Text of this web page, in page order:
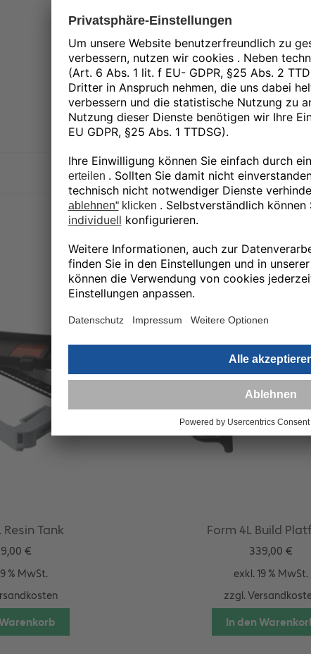
Artikelnummer:
Kategorien:
Ähnliche
Resin Tank
€
% MwSt.
Form 4L Build
339,00 €
exkl. 19 % MwSt.
zzgl.
In den